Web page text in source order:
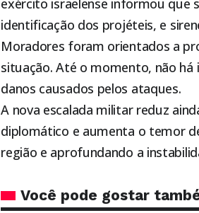
identificação dos projéteis, e
Moradores foram orientados a
situação. Até o momento, não
danos causados pelos ataques.
A nova escalada militar reduz
diplomático e aumenta o temor
região e aprofundando a
Você pode gostar